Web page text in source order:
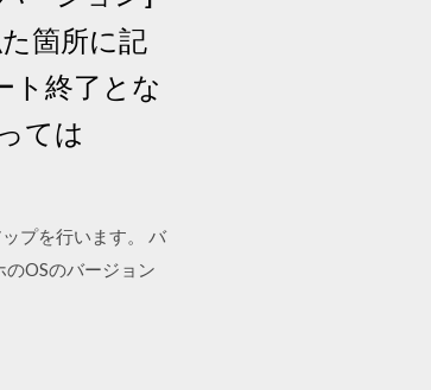
箇所に記
ト終了とな
ては
プを行います。 バ
OSのバージョン